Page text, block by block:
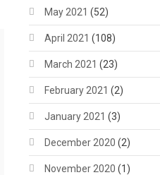
May 2021 (52)
April 2021 (108)
March 2021 (23)
February 2021 (2)
January 2021 (3)
December 2020 (2)
November 2020 (1)